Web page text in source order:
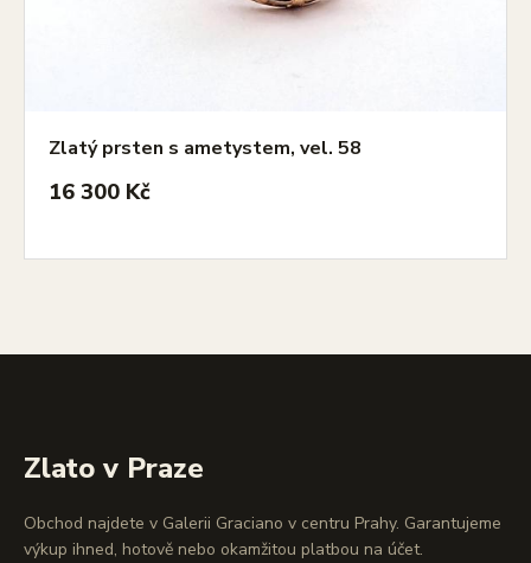
Zlatý prsten s ametystem, vel. 58
16 300 Kč
Zlato v Praze
Obchod najdete v Galerii Graciano v centru Prahy. Garantujeme
výkup ihned, hotově nebo okamžitou platbou na účet.